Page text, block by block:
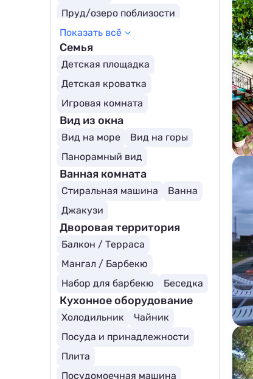
Пруд/озеро поблизости
Каток
Теннисный корт
Верховая езда
Показать всё
Семья
Детская площадка
Детская кроватка
Игровая комната
Вид из окна
Вид на море
Вид на горы
Панорамный вид
Ванная комната
Стиральная машина
Ванна
Джакузи
Дворовая территория
Балкон / Терраса
Мангал / Барбекю
Набор для барбекю
Беседка
Кухонное оборудование
Холодильник
Чайник
Посуда и принадлежности
Плита
Посудомоечная машина